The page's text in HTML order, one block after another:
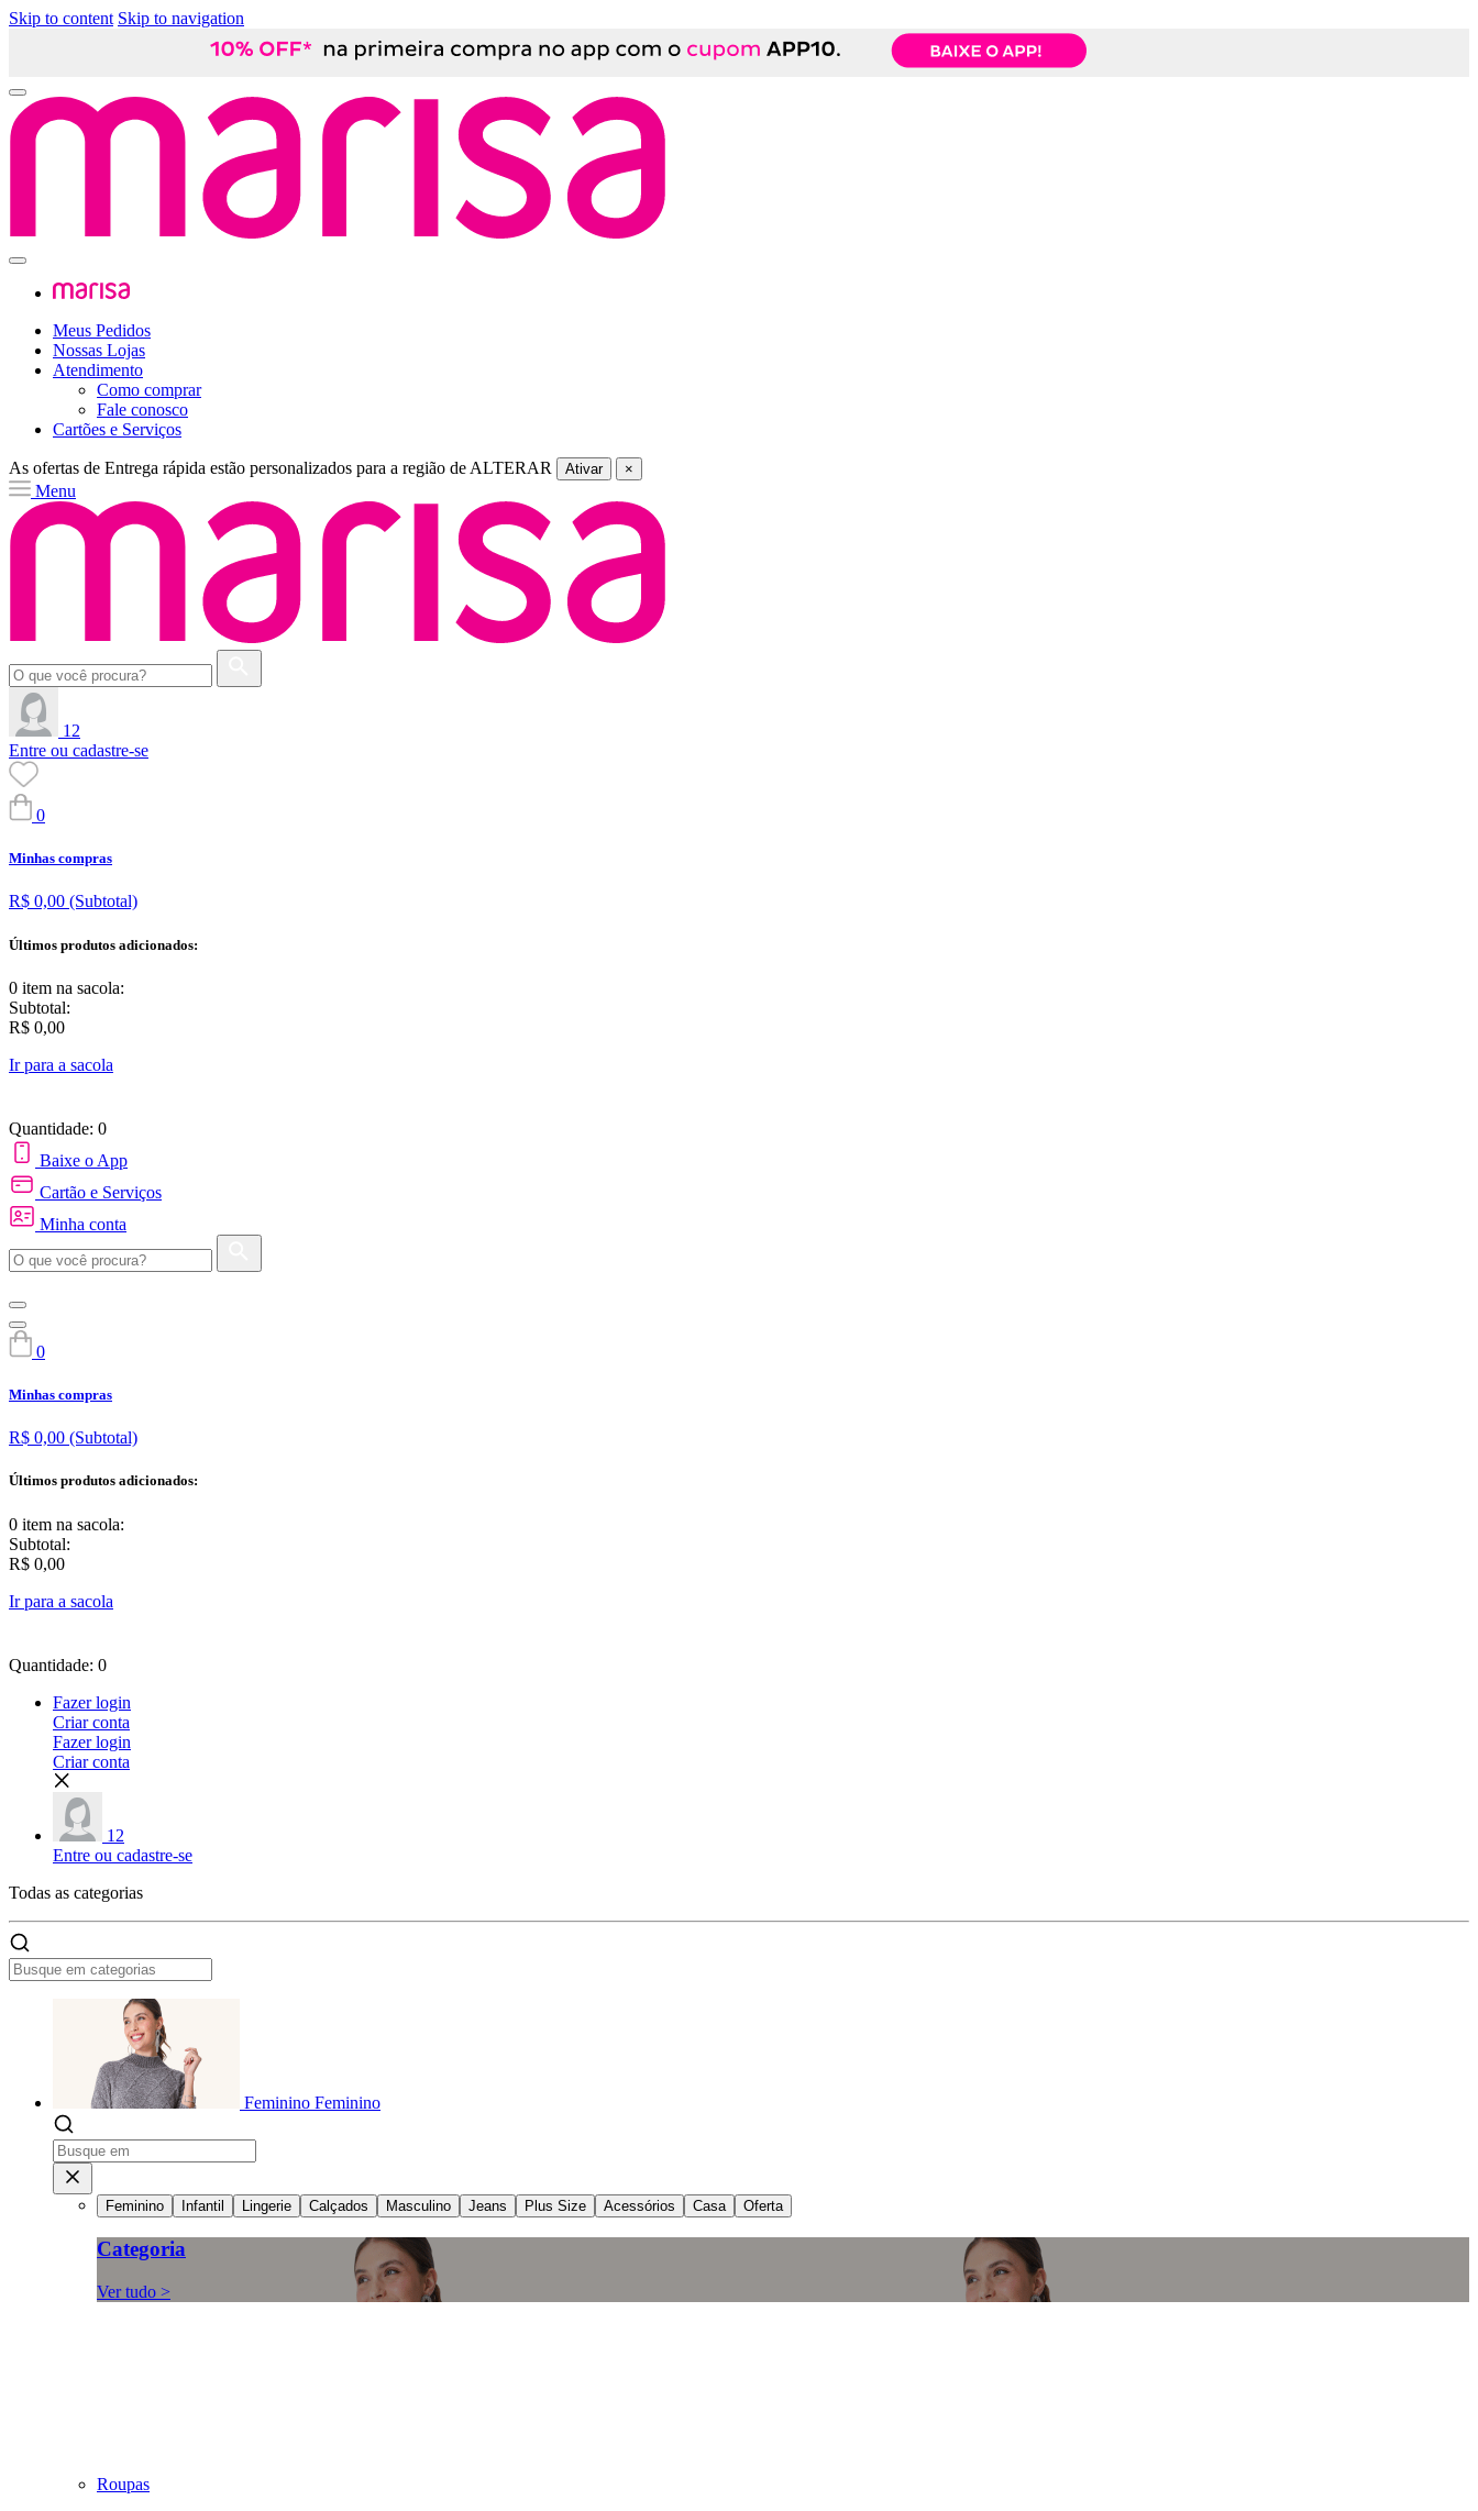
Skip to content Skip to navigation
Meus Pedidos
Nossas Lojas
Atendimento
Como comprar
Fale conosco
Cartões e Serviços
As ofertas de Entrega rápida estão personalizados para a região de ALTERAR Ativar ×
Menu
12
Entre ou cadastre-se
0
Minhas compras
R$ 0,00 (Subtotal)
Últimos produtos adicionados:
0 item na sacola:
Subtotal:
R$ 0,00
Ir para a sacola
Quantidade: 0
Baixe o App
Cartão e Serviços
Minha conta
0
Minhas compras
R$ 0,00 (Subtotal)
Últimos produtos adicionados:
0 item na sacola:
Subtotal:
R$ 0,00
Ir para a sacola
Quantidade: 0
Fazer login
Criar conta
Fazer login
Criar conta
12
Entre ou cadastre-se
Todas as categorias
Feminino Feminino
Feminino Infantil Lingerie Calçados Masculino Jeans Plus Size Acessórios Casa Oferta
Categoria
Ver tudo >
Roupas